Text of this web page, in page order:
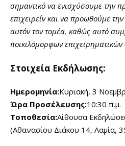
σημαντικό να ενισχύσουμε την
επιχειρείν και να προωθούμε
αυτόν τον τομέα, καθώς αυτό
ποικιλόμορφων
Στοιχεία Εκδήλωσης:
Ημερομηνία:Κυριακή, 3
Ώρα Προσέλευσης:10:30 π.μ.
Τοποθεσία:Αίθουσα
(Αθανασίου Διάκου 14, Λαμία,